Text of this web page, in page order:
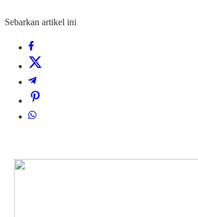
Sebarkan artikel ini